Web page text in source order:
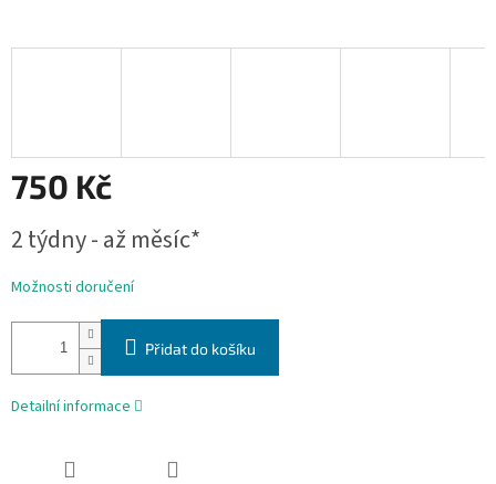
750 Kč
cena:
2 týdny - až měsíc*
Možnosti doručení
Přidat do košíku
Detailní informace